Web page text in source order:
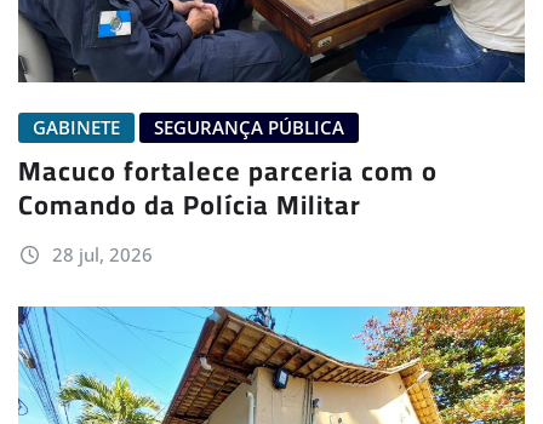
GABINETE SEGURANÇA PÚBLICA
Macuco fortalece parceria com o
Comando da Polícia Militar
28 jul, 2026